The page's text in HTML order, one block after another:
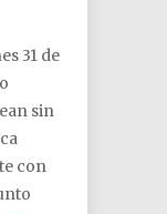
31 de
sin
con